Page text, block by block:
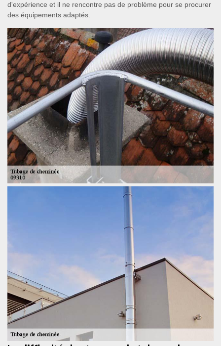
d'expérience et il ne rencontre pas de problème pour se procurer
des équipements adaptés.